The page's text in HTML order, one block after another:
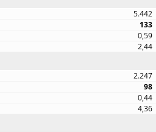
5.442
133
0,59
2,44
2.247
98
0,44
4,36